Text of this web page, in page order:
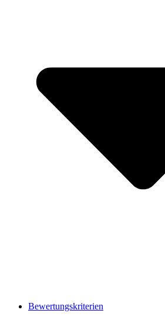
Bewertungskriterien